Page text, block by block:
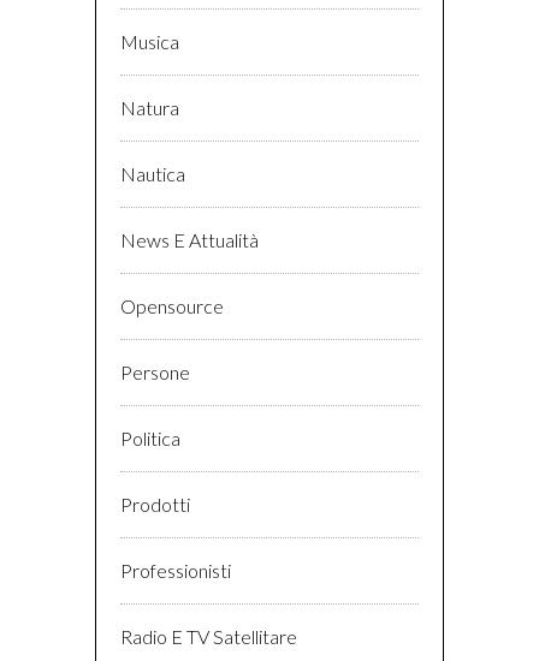
Musica
Natura
Nautica
News E Attualità
Opensource
Persone
Politica
Prodotti
Professionisti
Radio E TV Satellitare